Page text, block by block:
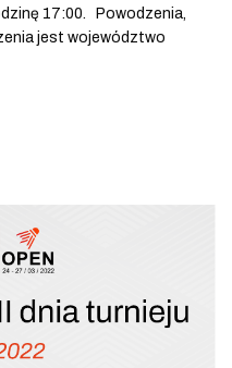
17:00. Powodzenia,
jest województwo